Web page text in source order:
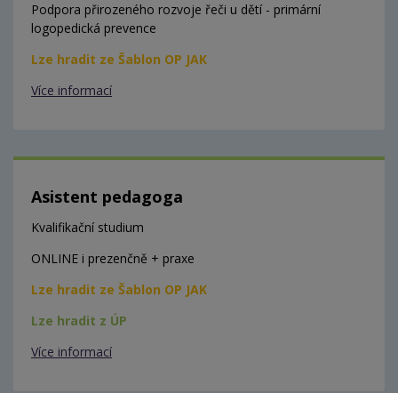
Podpora přirozeného rozvoje řeči u dětí - primární
logopedická prevence
Lze hradit ze Šablon OP JAK
Více informací
Asistent pedagoga
Kvalifikační studium
ONLINE i prezenčně + praxe
Lze hradit ze Šablon OP JAK
Lze hradit z ÚP
Více informací